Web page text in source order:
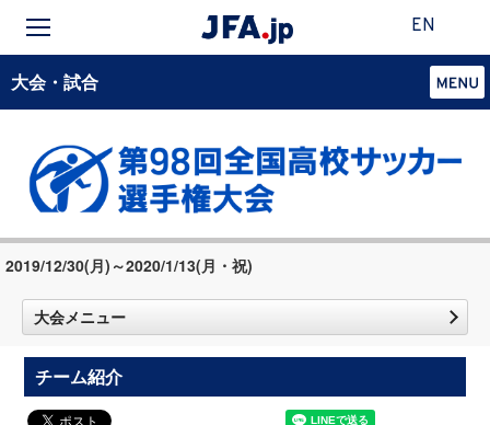
EN
大会・試合
2019/12/30(月)～2020/1/13(月・祝)
大会メニュー
チーム紹介